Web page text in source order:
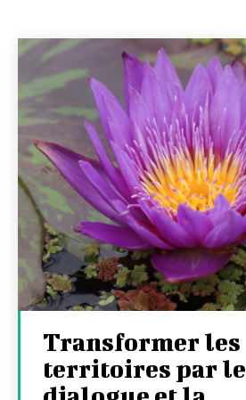
Transformer les
territoires par le